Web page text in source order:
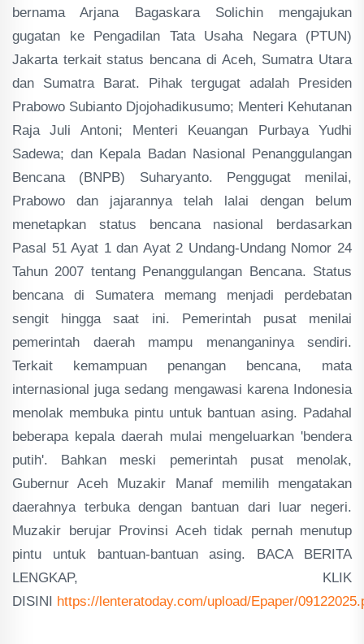
bernama Arjana Bagaskara Solichin mengajukan
gugatan ke Pengadilan Tata Usaha Negara (PTUN)
Jakarta terkait status bencana di Aceh, Sumatra Utara
dan Sumatra Barat. Pihak tergugat adalah Presiden
Prabowo Subianto Djojohadikusumo; Menteri Kehutanan
Raja Juli Antoni; Menteri Keuangan Purbaya Yudhi
Sadewa; dan Kepala Badan Nasional Penanggulangan
Bencana (BNPB) Suharyanto. Penggugat menilai,
Prabowo dan jajarannya telah lalai dengan belum
menetapkan status bencana nasional berdasarkan
Pasal 51 Ayat 1 dan Ayat 2 Undang-Undang Nomor 24
Tahun 2007 tentang Penanggulangan Bencana. Status
bencana di Sumatera memang menjadi perdebatan
sengit hingga saat ini. Pemerintah pusat menilai
pemerintah daerah mampu menanganinya sendiri.
Terkait kemampuan penangan bencana, mata
internasional juga sedang mengawasi karena Indonesia
menolak membuka pintu untuk bantuan asing. Padahal
beberapa kepala daerah mulai mengeluarkan 'bendera
putih'. Bahkan meski pemerintah pusat menolak,
Gubernur Aceh Muzakir Manaf memilih mengatakan
daerahnya terbuka dengan bantuan dari luar negeri.
Muzakir berujar Provinsi Aceh tidak pernah menutup
pintu untuk bantuan-bantuan asing. BACA BERITA
LENGKAP, KLIK
DISINI https://lenteratoday.com/upload/Epaper/